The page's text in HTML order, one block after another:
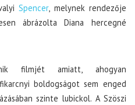
Spencer, melynek rendezője
ábrázolta Diana hercegné
filmjét amiatt, ahogyan
boldogságot sem enged
szinte lubickol. A Szöszi